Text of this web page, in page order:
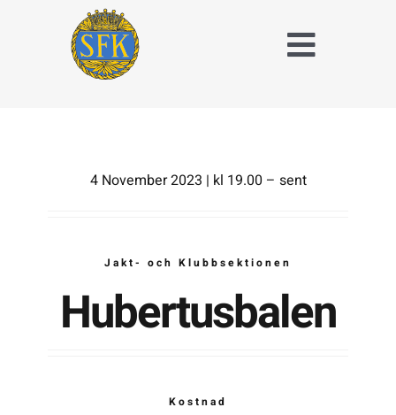
Toggle
Om Stockholms
Kalender
4 November 2023 | kl 19.00 – sent
Jakt- och Klubbsektionen
Hubertusbalen
Kostnad